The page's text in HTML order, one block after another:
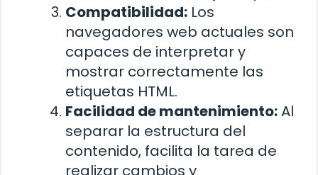
Compatibilidad: Los
navegadores web actuales son
capaces de interpretar y
mostrar correctamente las
etiquetas HTML.
Facilidad de mantenimiento:Al
separar la estructura del
contenido, facilita la tarea de
realizar cambios y